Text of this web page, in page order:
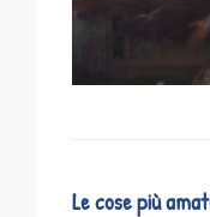
Le cose più